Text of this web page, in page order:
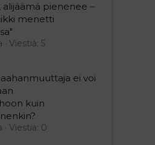
alijäämä pienenee –
menetti
Viestiä: 5
ei voi
kuin
Viestiä: 0